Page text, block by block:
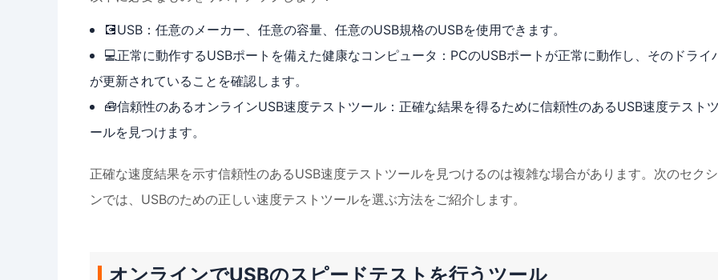
💽USB：任意のメーカー、任意の容量、任意のUSB規格のUSBを使用できます。
💻正常に動作するUSBポートを備えた健康なコンピュータ：PCのUSBポートが正常に動作し、そのドライ
が更新されていることを確認します。
🧰信頼性のあるオンラインUSB速度テストツール：正確な結果を得るために信頼性のあるUSB速度テスト
ールを見つけます。
正確な速度結果を示す信頼性のあるUSB速度テストツールを見つけるのは複雑な場合があります。次のセク
ンでは、USBのための正しい速度テストツールを選ぶ方法をご紹介します。
オンラインでUSBのスピードテストを行うツール